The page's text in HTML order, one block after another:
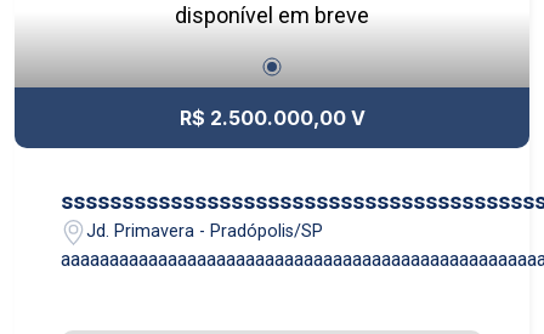
disponível em breve
R$ 2.500.000,00 V
Jd. Primavera - Pradópolis/SP